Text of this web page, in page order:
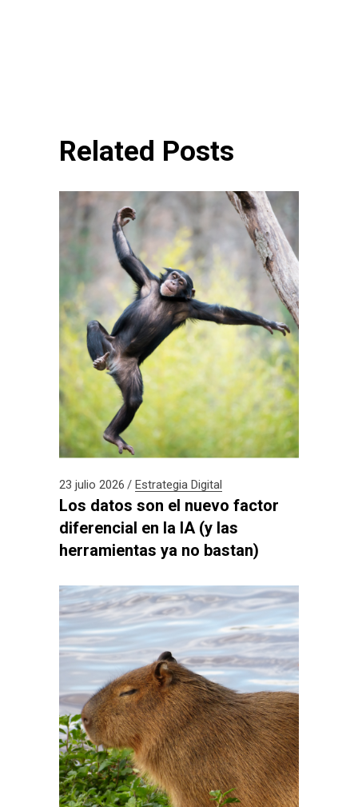
Related Posts
23 julio 2026 Estrategia Digital
Los datos son el nuevo factor
diferencial en la IA (y las
herramientas ya no bastan)